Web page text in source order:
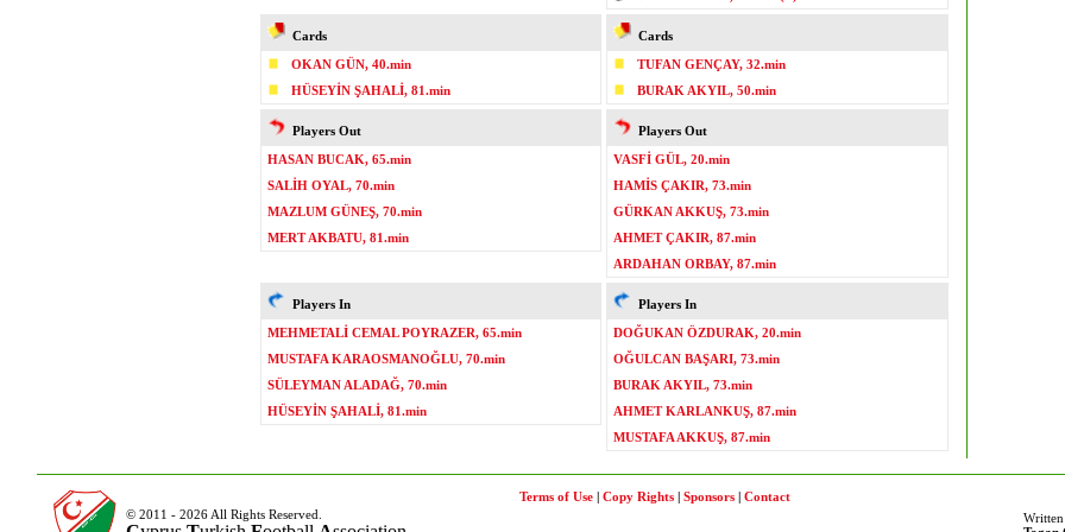
Cards
OKAN GÜN, 40.min
HÜSEYİN ŞAHALİ, 81.min
Cards
TUFAN GENÇAY, 32.min
BURAK AKYIL, 50.min
Players Out
HASAN BUCAK, 65.min
SALİH OYAL, 70.min
MAZLUM GÜNEŞ, 70.min
MERT AKBATU, 81.min
Players Out
VASFİ GÜL, 20.min
HAMİS ÇAKIR, 73.min
GÜRKAN AKKUŞ, 73.min
AHMET ÇAKIR, 87.min
ARDAHAN ORBAY, 87.min
Players In
MEHMETALİ CEMAL POYRAZER, 65.min
MUSTAFA KARAOSMANOĞLU, 70.min
SÜLEYMAN ALADAĞ, 70.min
HÜSEYİN ŞAHALİ, 81.min
Players In
DOĞUKAN ÖZDURAK, 20.min
OĞULCAN BAŞARI, 73.min
BURAK AKYIL, 73.min
AHMET KARLANKUŞ, 87.min
MUSTAFA AKKUŞ, 87.min
© 2011 - 2026 All Rights Reserved.
Terms of Use | Copy Rights | Sponsors | Contact